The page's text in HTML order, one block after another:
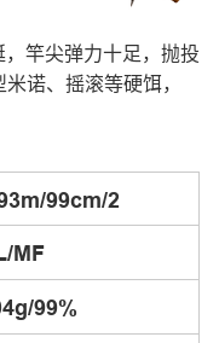
竿尖弹力十足，抛投
诺、摇滚等硬饵，
99cm/2
MF
99%